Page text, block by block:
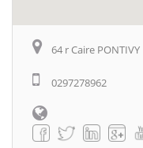
64 r Caire PONTIVY
0297278962